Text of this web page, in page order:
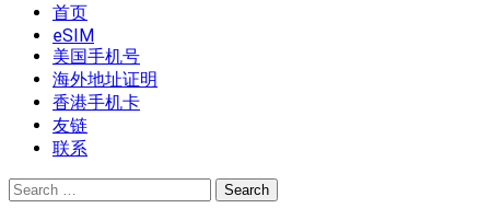
首页
eSIM
美国手机号
海外地址证明
香港手机卡
友链
联系
Search